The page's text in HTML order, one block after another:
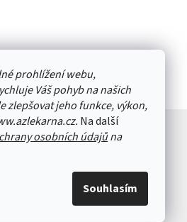
prohlížení webu,
Váš pohyb na našich
zlepšovat jeho funkce, výkon,
Na další
osobních údajůna
Souhlasím